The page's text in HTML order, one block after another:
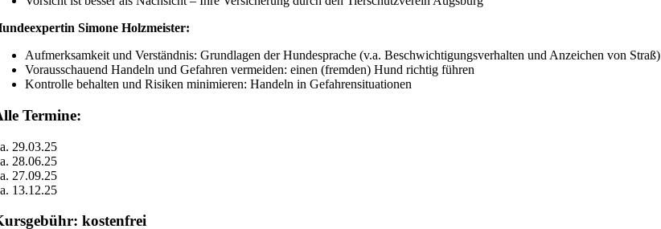
Simone Holzmeister:
Aufmerksamkeit und Verständnis: Grundlagen der Hundesprache (v.a. Beschwichtigungsverhalten und Anzeichen von Straß)
Vorausschauend Handeln und Gefahren vermeiden: einen (fremden) Hund richtig führen
Kontrolle behalten und Risiken minimieren: Handeln in Gefahrensituationen
Termine:
29.03.25
28.06.25
27.09.25
13.12.25
kostenfrei